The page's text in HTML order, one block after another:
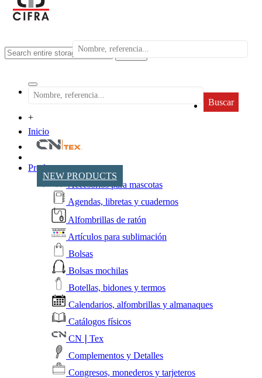
search
Buscar
+
Inicio
NEW PRODUCTS
Productos
Accesorios para mascotas
Agendas, libretas y cuadernos
Alfombrillas de ratón
Artículos para sublimación
Bolsas
Bolsas mochilas
Botellas, bidones y termos
Calendarios, alfombrillas y almanaques
Catálogos físicos
CN❘Tex
Complementos y Detalles
Congresos, monederos y tarjeteros